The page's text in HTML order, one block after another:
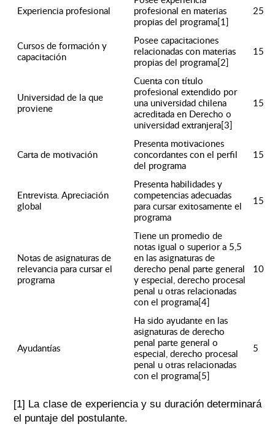
Experiencia profesional
profesional en materias
propias del programa[1]
25
Cursos de formación y
capacitación
Posee capacitaciones
relacionadas con materias
propias del programa[2]
15
Universidad de la que
proviene
Cuenta con título
profesional extendido por
una universidad chilena
acreditada en Derecho o
universidad extranjera[3]
15
Carta de motivación
Presenta motivaciones
concordantes con el perfil
del programa
15
Entrevista. Apreciación
global
Presenta habilidades y
competencias adecuadas
para cursar exitosamente el
programa
15
Notas de asignaturas de
relevancia para cursar el
programa
Tiene un promedio de
notas igual o superior a 5,5
en las asignaturas de
derecho penal parte general
y especial, derecho procesal
penal u otras relacionadas
con el programa[4]
10
Ayudantías
Ha sido ayudante en las
asignaturas de derecho
penal parte general o
especial, derecho procesal
penal u otras relacionadas
con el programa[5]
5
[1] La clase de experiencia y su duración determinará
el puntaje del postulante.